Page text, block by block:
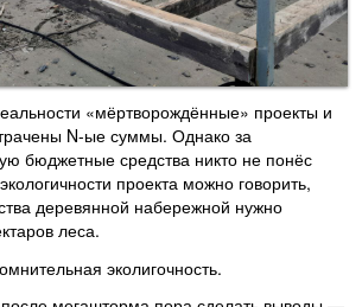
«мёртворождённые» проекты и
N-ые суммы. Однако за
бюджетные средства никто не понёс
проекта можно говорить,
деревянной набережной нужно
леса.
эколигочность.